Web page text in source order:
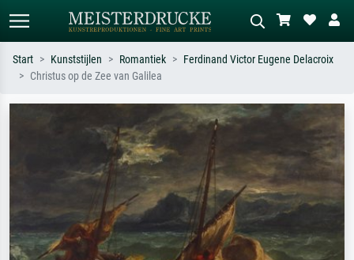
Zoek op kunstenaar, titel of stijl – bijv.
Monet, Sterrennacht, impressionisme,
Hokusai-golf, naakt.
Beschrijf de scène – bijv. groene
weide, abstract met veel rood, donker
olieverfschilderij, staand naakt naast
een boom.
Start Kunststijlen Romantiek
Ferdinand Victor Eugene Delacroix
Christus op de Zee van Galilea